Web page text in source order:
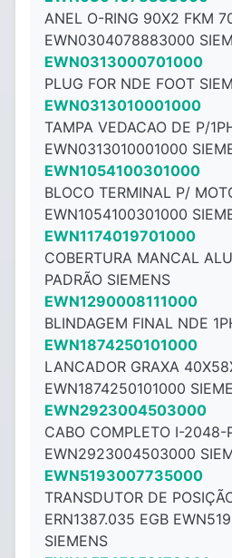
ANEL O-RING 90X2 FKM
EWN0304078883000
EWN0313000701000
PLUG FOR NDE FOOT
EWN0313010001000
TAMPA VEDACAO DE P/
EWN0313010001000
EWN1054100301000
BLOCO TERMINAL P/
EWN1054100301000
EWN1174019701000
COBERTURA MANCAL
PADRÃO SIEMENS
EWN1290008111000
BLINDAGEM FINAL NDE
EWN1874250101000
LANCADOR GRAXA
EWN1874250101000
EWN2923004503000
CABO COMPLETO I-2048-
EWN2923004503000
EWN5193007735000
TRANSDUTOR DE
ERN1387.035 EGB
SIEMENS